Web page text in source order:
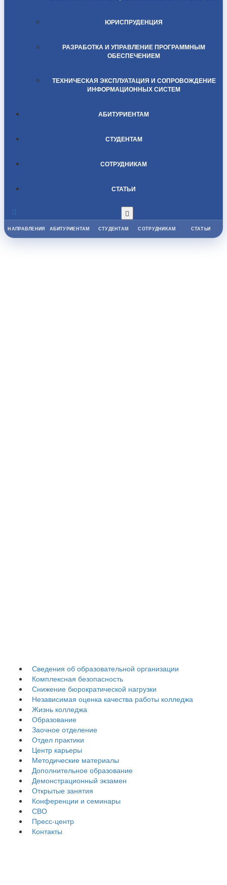
Сведения об образовательной организации
Комплексная безопасность
Снижение бюрократической нагрузки
Независимая оценка качества работы колледжа
Жизнь колледжа
Образование
Заочное отделение
Отдел практики
Центр карьеры
Методические материалы
Дополнительное образование
Демонстрационный экзамен
Открытые занятия
Конференции и семинары
СВО
Пресс-центр
Контакты
ЮРИСПРУДЕНЦИЯ
РАЗРАБОТКА И УПРАВЛЕНИЕ ПРОГРАММНЫМ
ОБЕСПЕЧЕНИЕМ
ТЕХНИЧЕСКАЯ ЭКСПЛУАТАЦИЯ И СОПРОВОЖДЕНИЕ
ИНФОРМАЦИОННЫХ СИСТЕМ
АБИТУРИЕНТАМ
СТУДЕНТАМ
СОТРУДНИКАМ
СТАТЬИ
НАПРАВЛЕНИЯ АБИТУРИЕНТАМ СТУДЕНТАМ СОТРУДНИКАМ СТАТЬИ